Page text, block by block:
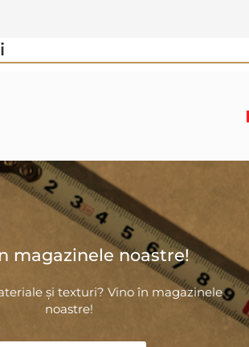
magazinele noastre!
și texturi? Vino în magazinele
noastre!